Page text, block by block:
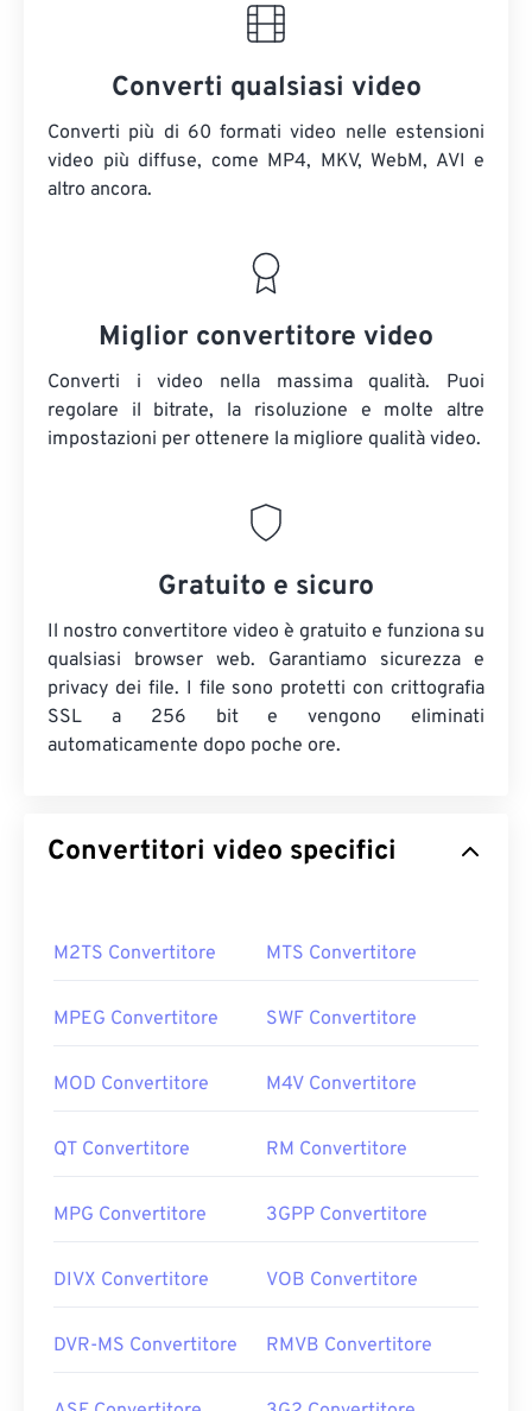
Converti qualsiasi video
Converti più di 60 formati video nelle estensioni
video più diffuse, come MP4, MKV, WebM, AVI e
altro ancora.
Miglior convertitore video
Converti i video nella massima qualità. Puoi
regolare il bitrate, la risoluzione e molte altre
impostazioni per ottenere la migliore qualità video.
Gratuito e sicuro
Il nostro convertitore video è gratuito e funziona su
qualsiasi browser web. Garantiamo sicurezza e
privacy dei file. I file sono protetti con crittografia
SSL a 256 bit e vengono eliminati
automaticamente dopo poche ore.
Convertitori video specifici
M2TS Convertitore MTS Convertitore
MPEG Convertitore SWF Convertitore
MOD Convertitore M4V Convertitore
QT Convertitore RM Convertitore
MPG Convertitore 3GPP Convertitore
DIVX Convertitore VOB Convertitore
DVR-MS Convertitore RMVB Convertitore